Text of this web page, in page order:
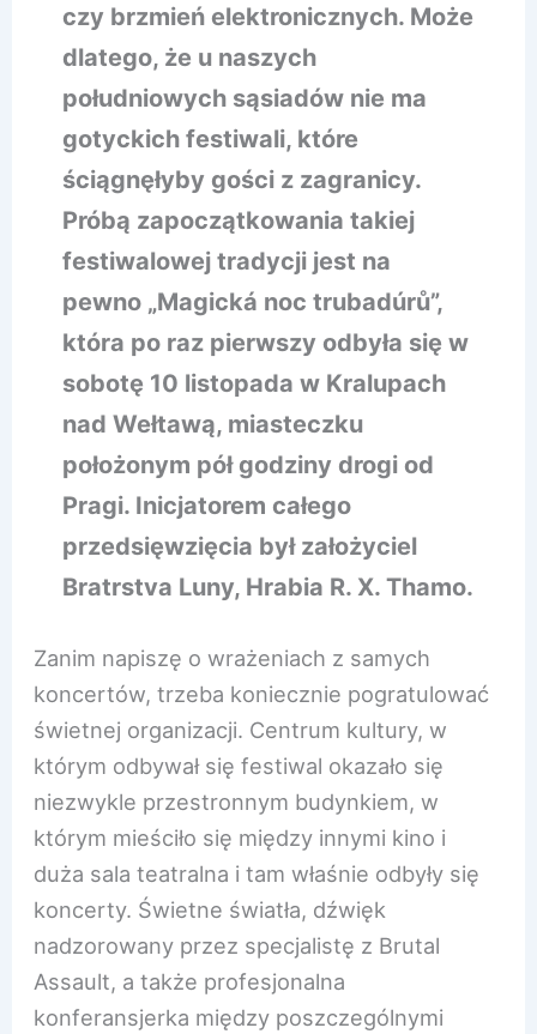
czy brzmień elektronicznych. Może
dlatego, że u naszych
południowych sąsiadów nie ma
gotyckich festiwali, które
ściągnęłyby gości z zagranicy.
Próbą zapoczątkowania takiej
festiwalowej tradycji jest na
pewno „Magická noc trubadúrů”,
która po raz pierwszy odbyła się w
sobotę 10 listopada w Kralupach
nad Wełtawą, miasteczku
położonym pół godziny drogi od
Pragi. Inicjatorem całego
przedsięwzięcia był założyciel
Bratrstva Luny, Hrabia R. X. Thamo.
Zanim napiszę o wrażeniach z samych
koncertów, trzeba koniecznie pogratulować
świetnej organizacji. Centrum kultury, w
którym odbywał się festiwal okazało się
niezwykle przestronnym budynkiem, w
którym mieściło się między innymi kino i
duża sala teatralna i tam właśnie odbyły się
koncerty. Świetne światła, dźwięk
nadzorowany przez specjalistę z Brutal
Assault, a także profesjonalna
konferansjerka między poszczególnymi